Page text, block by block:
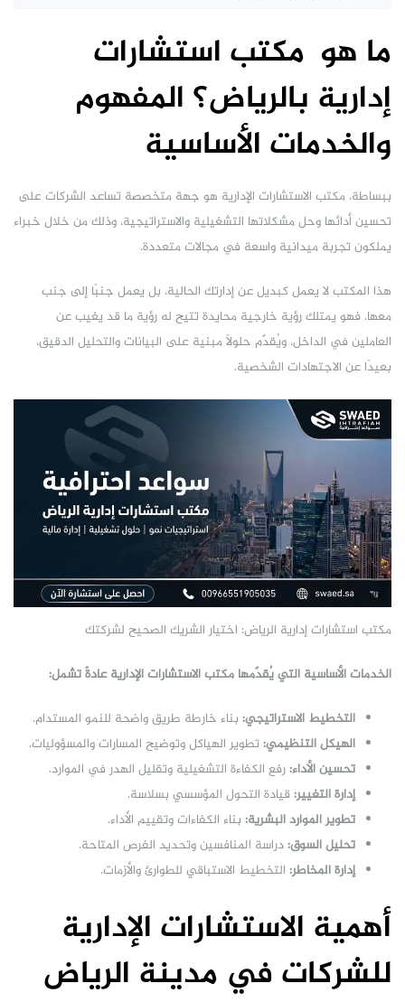
ما هو مكتب استشارات
إدارية بالرياض؟ المفهوم
والخدمات الأساسية
ببساطة، مكتب الاستشارات الإدارية هو جهة متخصصة تساعد الشركات على
تحسين أدائها وحل مشكلاتها التشغيلية والاستراتيجية، وذلك من خلال خبراء
يملكون تجربة ميدانية واسعة في مجالات متعددة.
هذا المكتب لا يعمل كبديل عن إدارتك الحالية، بل يعمل جنبًا إلى جنب
معها. فهو يمتلك رؤية خارجية محايدة تتيح له رؤية ما قد يغيب عن
العاملين في الداخل، ويُقدّم حلولاً مبنية على البيانات والتحليل الدقيق،
بعيدًا عن الاجتهادات الشخصية.
مكتب استشارات إدارية الرياض: اختيار الشريك الصحيح لشركتك
الخدمات الأساسية التي يُقدّمها مكتب الاستشارات الإدارية عادةً تشمل:
التخطيط الاستراتيجي: بناء خارطة طريق واضحة للنمو المستدام.
الهيكل التنظيمي: تطوير الهياكل وتوضيح المسارات والمسؤوليات.
تحسين الأداء:رفع الكفاءة التشغيلية وتقليل الهدر في الموارد.
إدارة التغيير:قيادة التحول المؤسسي بسلاسة.
تطوير الموارد البشرية: بناء الكفاءات وتقييم الأداء.
تحليل السوق:دراسة المنافسين وتحديد الفرص المتاحة.
إدارة المخاطر: التخطيط الاستباقي للطوارئ والأزمات.
أهمية الاستشارات الإدارية
للشركات في مدينة الرياض